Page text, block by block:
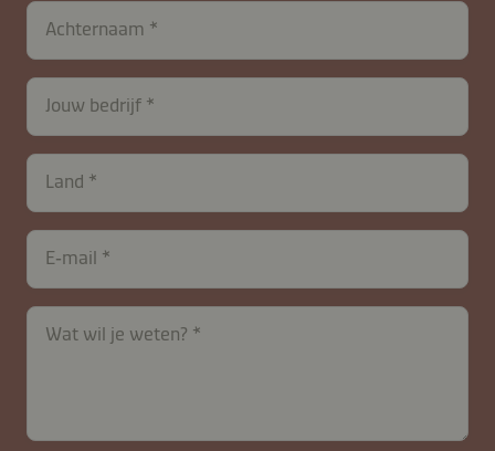
contactNL-
B2B-
26615-
7QatjS82s
Achternaam
Jouw bedrijf
Land
E‑mail
Wat wil je weten?